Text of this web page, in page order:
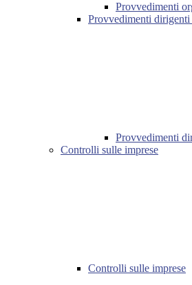
Provvedimenti
Provvedimenti
Provvedimenti
Controlli sulle imprese
Controlli sulle imprese